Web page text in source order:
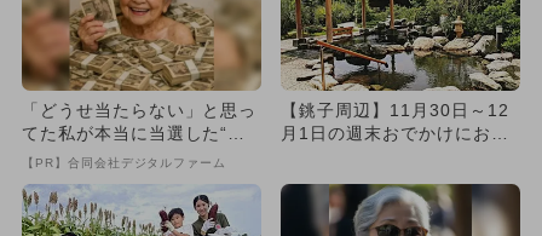
「どうせ当たらない」と思っ
てた私が本当に当選した“買
い方”がこれ
【PR】合同会社デジタルファーム
【銚子周辺】11月30日～12
月1日の週末おでかけにおす